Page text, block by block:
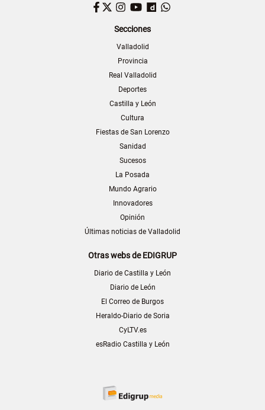
Facebook
TwitterInstagram
YouTubeDailymotion
Secciones
Valladolid
Provincia
Real Valladolid
Deportes
Castilla y León
Cultura
Fiestas de San Lorenzo
Sanidad
Sucesos
La Posada
Mundo Agrario
Innovadores
Opinión
Últimas noticias de Valladolid
Otras webs de EDIGRUP
Diario de Castilla y León
Diario de León
El Correo de Burgos
Heraldo-Diario de Soria
CyLTV.es
esRadio Castilla y León